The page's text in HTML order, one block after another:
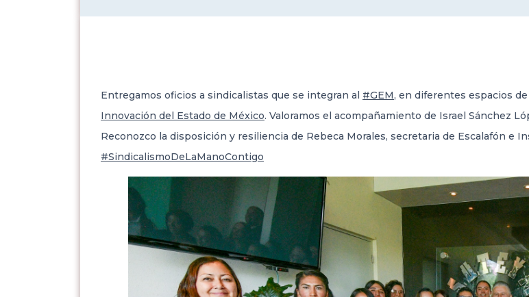
Entregamos oficios a sindicalistas que se integran al #GEM, en diferentes espacios de
Innovación del Estado de México. Valoramos el acompañamiento de Israel Sánchez
Reconozco la disposición y resiliencia de Rebeca Morales, secretaria de Escalafón e
#SindicalismoDeLaManoContigo